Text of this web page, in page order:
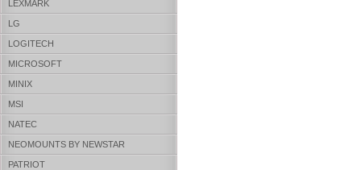
LEXMARK
LG
LOGITECH
MICROSOFT
MINIX
MSI
NATEC
NEOMOUNTS BY NEWSTAR
PATRIOT